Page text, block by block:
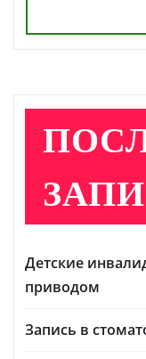
Детские
приводом
Запись в